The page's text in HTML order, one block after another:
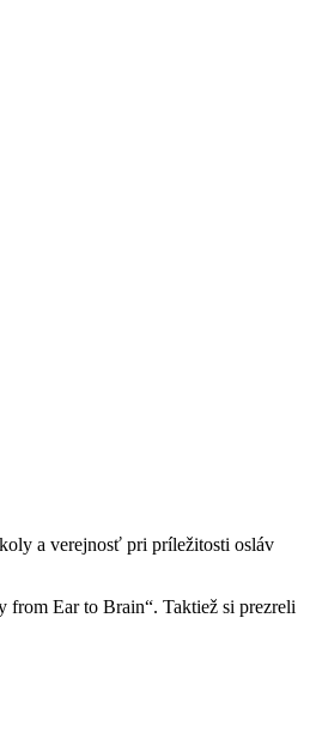
a verejnosť pri príležitosti osláv
Ear to Brain“. Taktiež si prezreli